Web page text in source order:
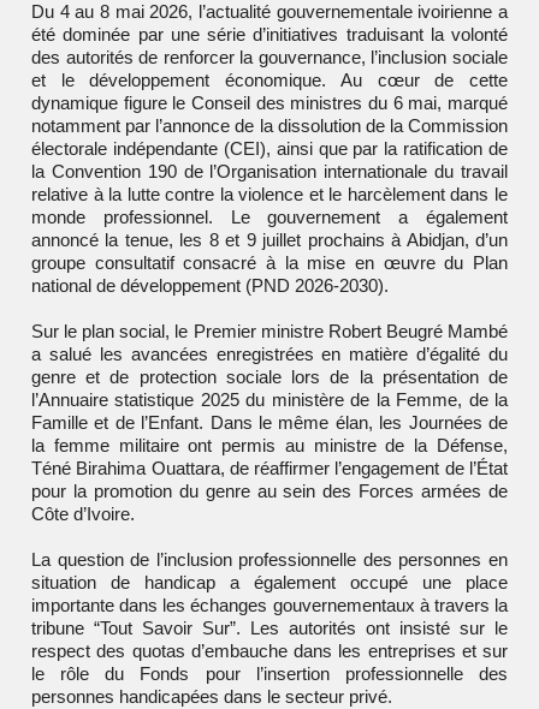
Du 4 au 8 mai 2026, l’actualité gouvernementale ivoirienne a
été dominée par une série d’initiatives traduisant la volonté
des autorités de renforcer la gouvernance, l’inclusion sociale
et le développement économique. Au cœur de cette
dynamique figure le Conseil des ministres du 6 mai, marqué
notamment par l’annonce de la dissolution de la Commission
électorale indépendante (CEI), ainsi que par la ratification de
la Convention 190 de l’Organisation internationale du travail
relative à la lutte contre la violence et le harcèlement dans le
monde professionnel. Le gouvernement a également
annoncé la tenue, les 8 et 9 juillet prochains à Abidjan, d’un
groupe consultatif consacré à la mise en œuvre du Plan
national de développement (PND 2026-2030).
Sur le plan social, le Premier ministre Robert Beugré Mambé
a salué les avancées enregistrées en matière d’égalité du
genre et de protection sociale lors de la présentation de
l’Annuaire statistique 2025 du ministère de la Femme, de la
Famille et de l’Enfant. Dans le même élan, les Journées de
la femme militaire ont permis au ministre de la Défense,
Téné Birahima Ouattara, de réaffirmer l’engagement de l’État
pour la promotion du genre au sein des Forces armées de
Côte d’Ivoire.
La question de l’inclusion professionnelle des personnes en
situation de handicap a également occupé une place
importante dans les échanges gouvernementaux à travers la
tribune “Tout Savoir Sur”. Les autorités ont insisté sur le
respect des quotas d’embauche dans les entreprises et sur
le rôle du Fonds pour l’insertion professionnelle des
personnes handicapées dans le secteur privé.